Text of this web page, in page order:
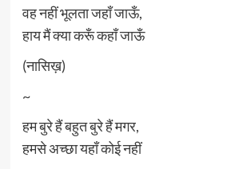
वह नहीं भूलता जहाँ जाऊँ,
हाय मैं क्या करूँ कहाँ जाऊँ
(नासिख़)
~
हम बुरे हैं बहुत बुरे हैं मगर,
हमसे अच्छा यहाँ कोई नहीं